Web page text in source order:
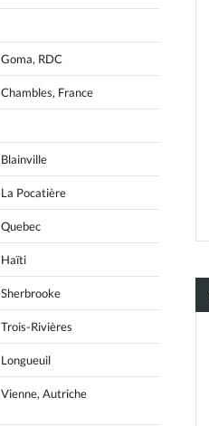
Goma, RDC
Chambles, France
Blainville
La Pocatière
Quebec
Haïti
Sherbrooke
Trois-Rivières
Longueuil
Vienne, Autriche